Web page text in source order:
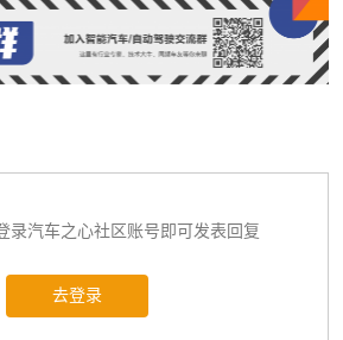
录汽车之心社区账号即可发表回复
去登录